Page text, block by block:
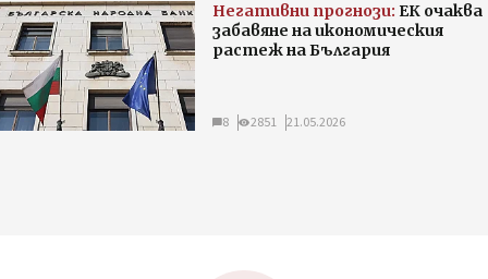
Негативни прогнози: ЕК очаква
забавяне на икономическия
растеж на България
8 2851 21.05.2026